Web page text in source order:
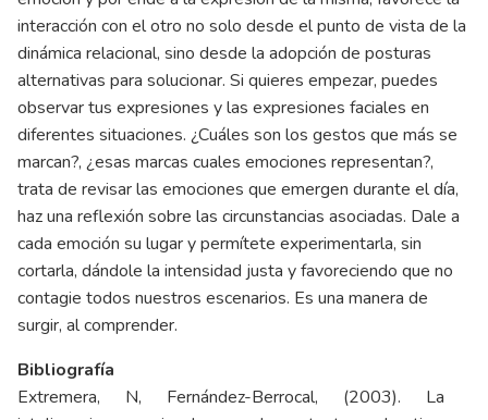
interacción con el otro no solo desde el punto de vista de la
dinámica relacional, sino desde la adopción de posturas
alternativas para solucionar. Si quieres empezar, puedes
observar tus expresiones y las expresiones faciales en
diferentes situaciones. ¿Cuáles son los gestos que más se
marcan?, ¿esas marcas cuales emociones representan?,
trata de revisar las emociones que emergen durante el día,
haz una reflexión sobre las circunstancias asociadas. Dale a
cada emoción su lugar y permítete experimentarla, sin
cortarla, dándole la intensidad justa y favoreciendo que no
contagie todos nuestros escenarios. Es una manera de
surgir, al comprender.
Bibliografía
Extremera, N, Fernández-Berrocal, (2003). La